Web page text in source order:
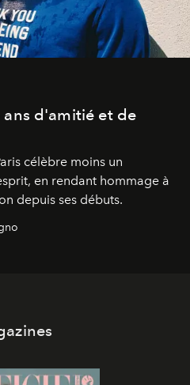
ans d'amitié et de
célèbre moins un
en rendant hommage à
depuis ses débuts.